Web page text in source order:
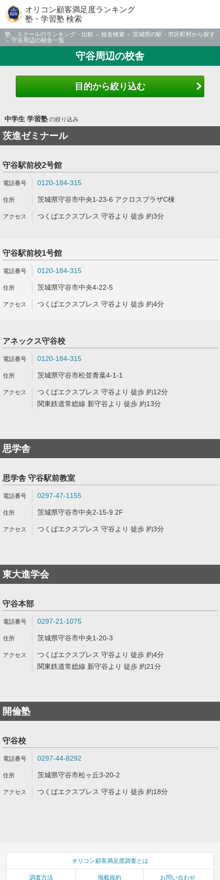
オリコン顧客満足度ランキング
塾・学習塾 検索
塾、スクールのランキング・比較 校舎検索
茨城県の駅・市区町村から探す
守谷周辺の校舎一覧
守谷周辺の校舎
目的から絞り込む
中学生 学習塾の絞り込み
茨進ゼミナール
守谷駅前校2号館
0120-184-315
茨城県守谷市中央1-23-6 アクロスプラザC棟
つくばエクスプレス 守谷より 徒歩 約3分
守谷駅前校1号館
0120-184-315
茨城県守谷市中央4-22-5
つくばエクスプレス 守谷より 徒歩 約4分
アネックス守谷校
0120-184-315
茨城県守谷市松並青葉4-1-1
つくばエクスプレス 守谷より 徒歩 約12分
関東鉄道常総線 新守谷より 徒歩 約13分
思学舎
思学舎 守谷駅前教室
0297-47-1155
茨城県守谷市中央2-15-9 2F
つくばエクスプレス 守谷より 徒歩 約3分
東大進学会
守谷本部
0297-21-1075
茨城県守谷市中央1-20-3
つくばエクスプレス 守谷より 徒歩 約4分
関東鉄道常総線 新守谷より 徒歩 約21分
開倫塾
守谷校
0297-44-8292
茨城県守谷市松ヶ丘3-20-2
つくばエクスプレス 守谷より 徒歩 約18分
オリコン顧客満足度調査とは
調査方法 掲載規約 お問い合わせ